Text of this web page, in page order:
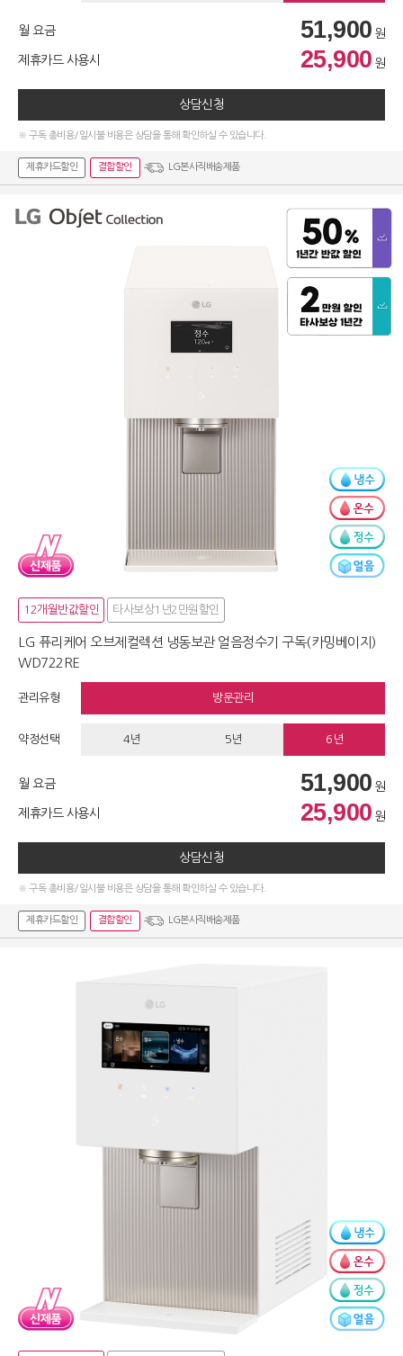
월 요금 51,900 원
제휴카드 사용시 25,900 원
상담신청
※ 구독 총비용/일시불 비용은 상담을 통해 확인하실 수 있습니다.
제휴카드할인 결합할인 LG본사직배송제품
12개월반값할인 타사보상1년2만원할인
LG 퓨리케어 오브제컬렉션 냉동보관 얼음정수기 구독(카밍베이지)
WD722RE
관리유형 방문관리
약정선택 4년 5년 6년
월 요금 51,900 원
제휴카드 사용시 25,900 원
상담신청
※ 구독 총비용/일시불 비용은 상담을 통해 확인하실 수 있습니다.
제휴카드할인 결합할인 LG본사직배송제품